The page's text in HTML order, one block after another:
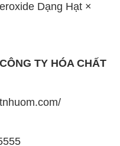
Dạng Hạt ×
TY HÓA CHẤT